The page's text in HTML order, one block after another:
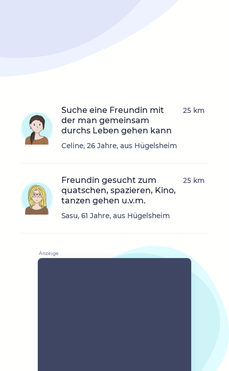
Suche eine Freundin mit
der man gemeinsam
durchs Leben gehen kann
Celine, 26 Jahre, aus Hügelsheim
25 km
Freundin gesucht zum
quatschen, spazieren, Kino,
tanzen gehen u.v.m.
Sasu, 61 Jahre, aus Hügelsheim
25 km